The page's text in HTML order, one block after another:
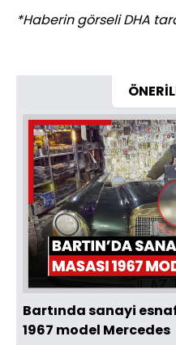
*Haberin görseli DHA
Bartında sanayi
1967 model Mercedes